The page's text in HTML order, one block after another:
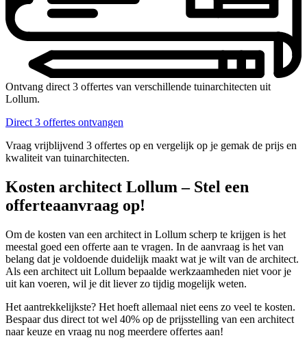
Ontvang direct 3 offertes van verschillende tuinarchitecten uit
Lollum.
Direct 3 offertes ontvangen
Vraag vrijblijvend 3 offertes op en vergelijk op je gemak de prijs en
kwaliteit van tuinarchitecten.
Kosten architect Lollum – Stel een
offerteaanvraag op!
Om de kosten van een architect in Lollum scherp te krijgen is het
meestal goed een offerte aan te vragen. In de aanvraag is het van
belang dat je voldoende duidelijk maakt wat je wilt van de architect.
Als een architect uit Lollum bepaalde werkzaamheden niet voor je
uit kan voeren, wil je dit liever zo tijdig mogelijk weten.
Het aantrekkelijkste? Het hoeft allemaal niet eens zo veel te kosten.
Bespaar dus direct tot wel 40% op de prijsstelling van een architect
naar keuze en vraag nu nog meerdere offertes aan!